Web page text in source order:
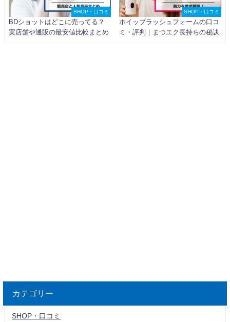
SHOP・口コミ
BDショットはどこに売ってる？
実店舗や通販の最安値比較まとめ
SHOP・口コミ
ホイップラッシュフォームの口コ
ミ・評判｜まつエク長持ちの秘訣
カテゴリー
SHOP・口コミ